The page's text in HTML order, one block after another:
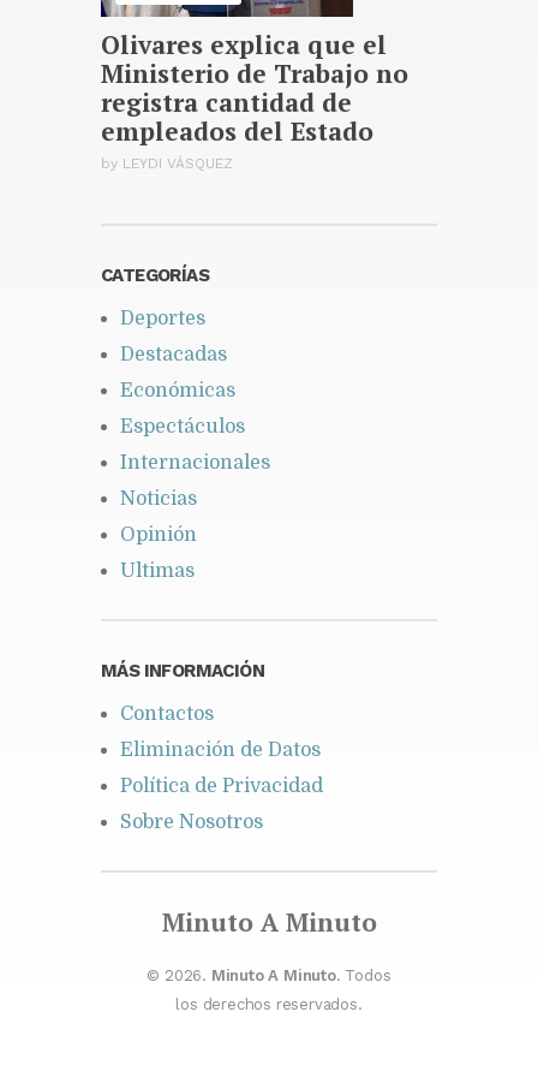
Olivares explica que el
Ministerio de Trabajo no
registra cantidad de
empleados del Estado
by LEYDI VÁSQUEZ
CATEGORÍAS
Deportes
Destacadas
Económicas
Espectáculos
Internacionales
Noticias
Opinión
Ultimas
MÁS INFORMACIÓN
Contactos
Eliminación de Datos
Política de Privacidad
Sobre Nosotros
Minuto A Minuto
© 2026. Minuto A Minuto. Todos
los derechos reservados.